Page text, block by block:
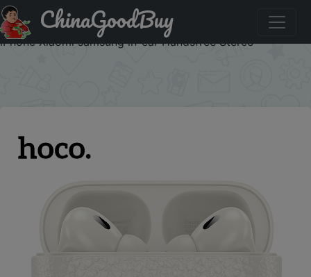
Придбати по акціи HOCO EQ9 Orignal Earphone
Bluetooth 5.3 Wireless Waterproof Sports Earbuds for
iPhone Xiaomi samsung in-ear Handsfree Stereo
ChinaGoodBuy